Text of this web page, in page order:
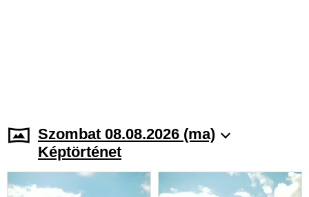
Szombat 08.08.2026 (ma)
Képtörténet